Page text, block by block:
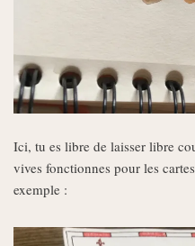
Ici, tu es libre de laisser libre
vives fonctionnes pour les
exemple :